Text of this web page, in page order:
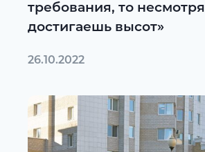
требования, то
достигаешь высот»
26.10.2022